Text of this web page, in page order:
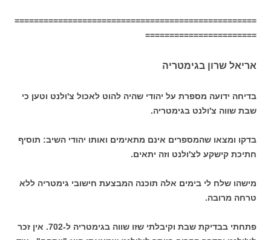
==================================================
=======================
אריאל שרון בגימטריה
בדיחה ידועה מספרת על יהודי שהיה להוט לאכול צ'ולנט וטען כי
שבת שווה צ'ולנט בגימטריה.
בדקו ומצאו שהמספרים אינם מתאימים ואותו יהודי השיב: תוסיף
חתיכת קישקע לצ'ולנט וזה יתאים.
מישהו שלח לי בימים אלה תוכנה המבצעת חישובי גימטריה ללא
טרחה מרובה.
פתחתי בבדיקת שבת וקיבלתי שזו שווה בגימטריה ל-702. אין זכר